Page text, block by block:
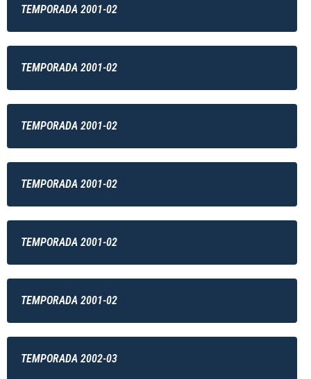
TEMPORADA 2001-02
TEMPORADA 2001-02
TEMPORADA 2001-02
TEMPORADA 2001-02
TEMPORADA 2001-02
TEMPORADA 2001-02
TEMPORADA 2002-03